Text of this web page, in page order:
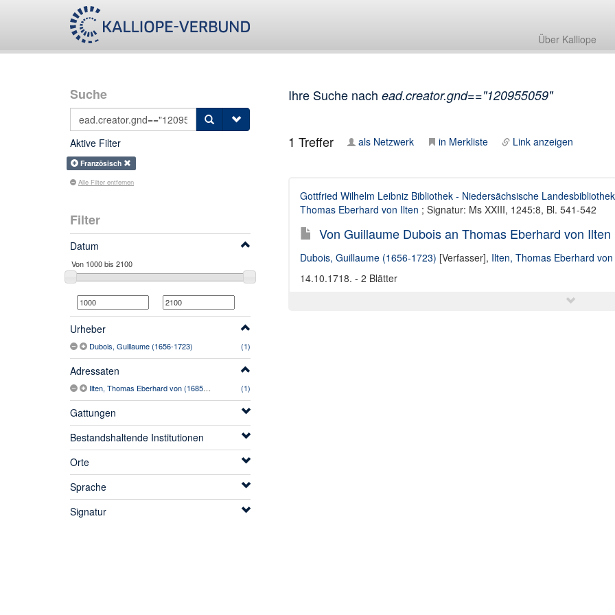
Über Kalliope
Suche
Aktive Filter
Französisch
Alle Filter entfernen
Filter
Datum
Urheber
Dubois, Guillaume (1656-1723) (1)
Adressaten
Ilten, Thomas Eberhard von (1685-1758) (1)
Gattungen
Bestandshaltende Institutionen
Orte
Sprache
Signatur
Ihre Suche nach ead.creator.gnd=="120955059"
1 Treffer als Netzwerk in Merkliste Link anzeigen
Gottfried Wilhelm Leibniz Bibliothek - Niedersächsische Landesbibliothek
Thomas Eberhard von Ilten ; Signatur: Ms XXIII, 1245:8, Bl. 541-542
Von Guillaume Dubois an Thomas Eberhard von Ilten
Dubois, Guillaume (1656-1723) [Verfasser], Ilten, Thomas Eberhard
14.10.1718. - 2 Blätter